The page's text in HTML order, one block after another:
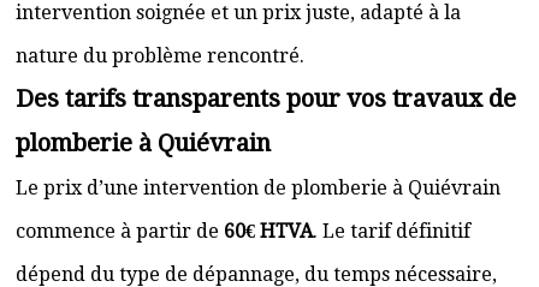
intervention soignée et un prix juste, adapté à la
nature du problème rencontré.
Des tarifs transparents pour vos travaux de
plomberie à Quiévrain
Le prix d’une intervention de plomberie à Quiévrain
commence à partir de 60€ HTVA. Le tarif définitif
dépend du type de dépannage, du temps nécessaire,